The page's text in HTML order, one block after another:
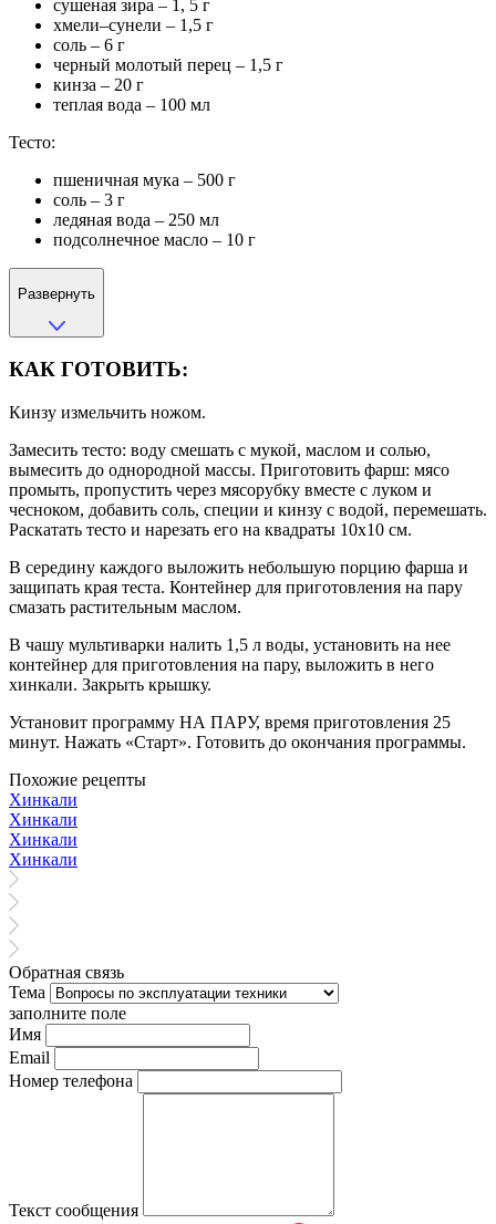
сушеная зира – 1, 5 г
хмели–сунели – 1,5 г
соль – 6 г
черный молотый перец – 1,5 г
кинза – 20 г
теплая вода – 100 мл
Тесто:
пшеничная мука – 500 г
соль – 3 г
ледяная вода – 250 мл
подсолнечное масло – 10 г
Развернуть
КАК ГОТОВИТЬ:
Кинзу измельчить ножом.
Замесить тесто: воду смешать с мукой, маслом и солью,
вымесить до однородной массы. Приготовить фарш: мясо
промыть, пропустить через мясорубку вместе с луком и
чесноком, добавить соль, специи и кинзу с водой, перемешать.
Раскатать тесто и нарезать его на квадраты 10х10 см.
В середину каждого выложить небольшую порцию фарша и
защипать края теста. Контейнер для приготовления на пару
смазать растительным маслом.
В чашу мультиварки налить 1,5 л воды, установить на нее
контейнер для приготовления на пару, выложить в него
хинкали. Закрыть крышку.
Установит программу НА ПАРУ, время приготовления 25
минут. Нажать «Старт». Готовить до окончания программы.
Похожие рецепты
Хинкали
Хинкали
Хинкали
Хинкали
Обратная связь
Тема
заполните поле
Имя
Email
Номер телефона
Текст сообщения